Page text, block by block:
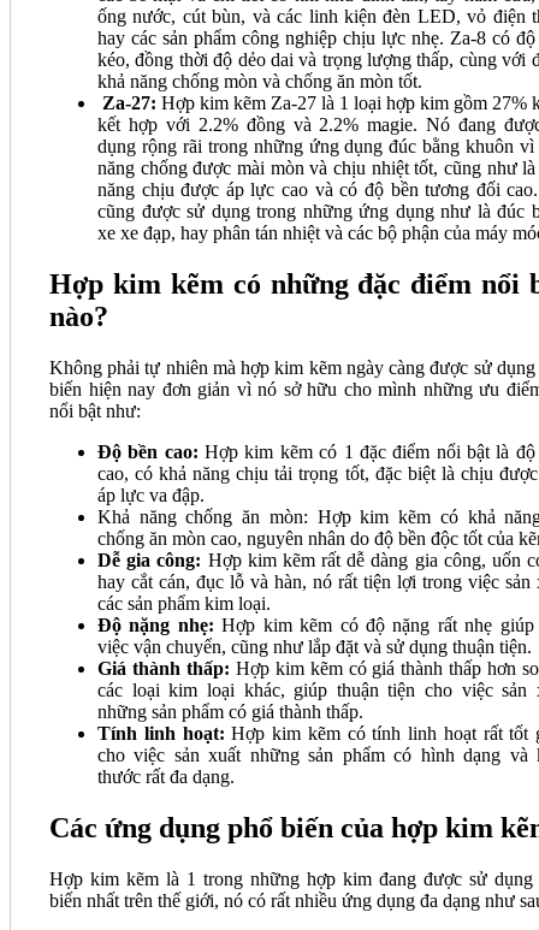
ống nước, cút bùn, và các linh kiện đèn LED, vỏ điện
hay các sản phẩm công nghiệp chịu lực nhẹ. Za-8 có độ
kéo, đồng thời độ dẻo dai và trọng lượng thấp, cùng với
khả năng chống mòn và chống ăn mòn tốt.
Za-27: Hợp kim kẽm Za-27 là 1 loại hợp kim gồm 27%
kết hợp với 2.2% đồng và 2.2% magie. Nó đang
dụng rộng rãi trong những ứng dụng đúc bằng khuôn vì
năng chống được mài mòn và chịu nhiệt tốt, cũng như
năng chịu được áp lực cao và có độ bền tương đối
cũng được sử dụng trong những ứng dụng như là đúc
xe xe đạp, hay phân tán nhiệt và các bộ phận của máy
Hợp kim kẽm có những đặc điểm nổi
nào?
Không phải tự nhiên mà hợp kim kẽm ngày càng được sử dụng
biến hiện nay đơn giản vì nó sở hữu cho mình những ưu
nổi bật như:
Độ bền cao:Hợp kim kẽm có 1 đặc điểm nổi bật là độ
cao, có khả năng chịu tải trọng tốt, đặc biệt là chịu
áp lực va đập.
Khả năng chống ăn mòn: Hợp kim kẽm có khả
chống ăn mòn cao, nguyên nhân do độ bền độc tốt của
Dễ gia công: Hợp kim kẽm rất dễ dàng gia công, uốn
hay cắt cán, đục lỗ và hàn, nó rất tiện lợi trong việc sản
các sản phẩm kim loại.
Độ nặng nhẹ:Hợp kim kẽm có độ nặng rất nhẹ giúp
việc vận chuyển, cũng như lắp đặt và sử dụng thuận tiện.
Giá thành thấp: Hợp kim kẽm có giá thành thấp hơn
các loại kim loại khác, giúp thuận tiện cho việc sản
những sản phẩm có giá thành thấp.
Tính linh hoạt:Hợp kim kẽm có tính linh hoạt rất tốt
cho việc sản xuất những sản phẩm có hình dạng và
thước rất đa dạng.
Các ứng dụng phổ biến của hợp kim
Hợp kim kẽm là 1 trong những hợp kim đang được sử dụng
biến nhất trên thế giới, nó có rất nhiều ứng dụng đa dạng như